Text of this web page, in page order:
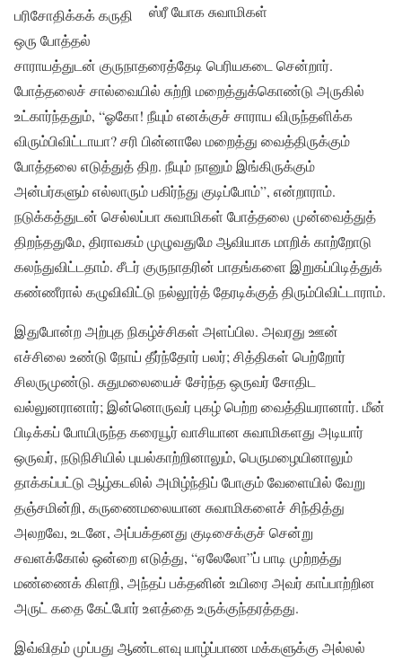
ஸ்ரீ யோக சுவாமிகள்
பரிசோதிக்கக் கருதி
ஒரு போத்தல்
சாராயத்துடன் குருநாதரைத்தேடி பெரியகடை சென்றார்.
போத்தலைச் சால்வையில் சுற்றி மறைத்துக்கொண்டு அருகில்
உட்கார்ந்ததும், “ஓகோ! நீயும் எனக்குச் சாராய விருந்தளிக்க
விரும்பிவிட்டாயா? சரி பின்னாலே மறைத்து வைத்திருக்கும்
போத்தலை எடுத்துத் திற. நீயும் நானும் இங்கிருக்கும்
அன்பர்களும் எல்லாரும் பகிர்ந்து குடிப்போம்”, என்றாராம்.
நடுக்கத்துடன் செல்லப்பா சுவாமிகள் போத்தலை முன்வைத்துத்
திறந்ததுமே, திராவகம் முழுவதுமே ஆவியாக மாறிக் காற்றோடு
கலந்துவிட்டதாம். சீடர் குருநாதரின் பாதங்களை இறுகப்பிடித்துக்
கண்ணீரால் கழுவிவிட்டு நல்லூர்த் தேரடிக்குத் திரும்பிவிட்டாராம்.
இதுபோன்ற அற்புத நிகழ்ச்சிகள் அளப்பில. அவரது ஊன்
எச்சிலை உண்டு நோய் தீர்ந்தோர் பலர்; சித்திகள் பெற்றோர்
சிலருமுண்டு. சுதுமலையைச் சேர்ந்த ஒருவர் சோதிட
வல்லுனரானார்; இன்னொருவர் புகழ் பெற்ற வைத்தியரானார். மீன்
பிடிக்கப் போயிருந்த கரையூர் வாசியான சுவாமிகளது அடியார்
ஒருவர், நடுநிசியில் புயல்காற்றினாலும், பெருமழையினாலும்
தாக்கப்பட்டு ஆழ்கடலில் அமிழ்ந்திப் போகும் வேளையில் வேறு
தஞ்சமின்றி, கருணைமலையான சுவாமிகளைச் சிந்தித்து
அலறவே, உடனே, அப்பக்தனது குடிசைக்குச் சென்று
சவளக்கோல் ஒன்றை எடுத்து, “ஏலேலோ”ப் பாடி முற்றத்து
மண்ணைக் கிளறி, அந்தப் பக்தனின் உயிரை அவர் காப்பாற்றின
அருட் கதை கேட்போர் உளத்தை உருக்குந்தரத்தது.
இவ்விதம் முப்பது ஆண்டளவு யாழ்ப்பாண மக்களுக்கு அல்லல்